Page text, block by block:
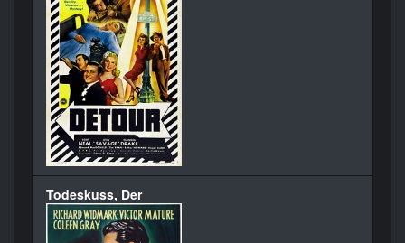
Todeskuss, Der